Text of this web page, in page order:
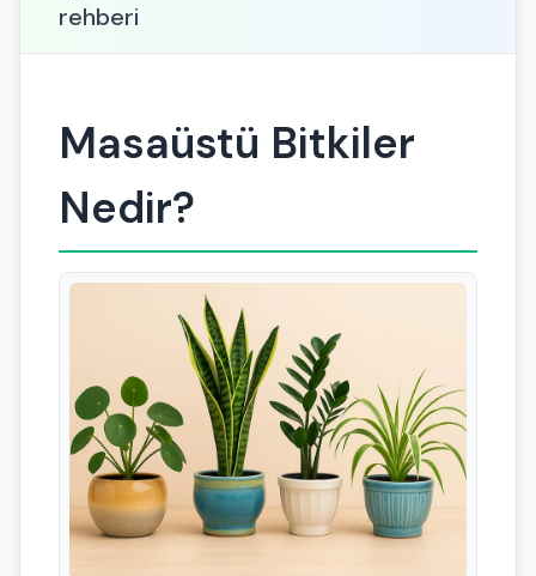
rehberi
Masaüstü Bitkiler
Nedir?